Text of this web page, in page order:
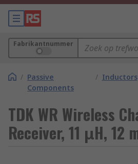
Fabrikantnummer
/ Passive
Components
/ Inductors
TDK WR Wireless
Receiver, 11 μH, 12